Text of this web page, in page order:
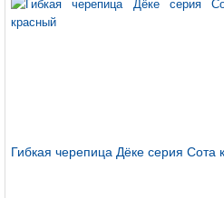
Гибкая черепица Дёке серия Сота